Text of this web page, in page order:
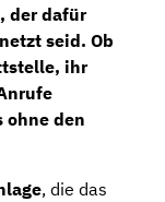
, der dafür
seid. Ob
, ihr
ohne den
, die das